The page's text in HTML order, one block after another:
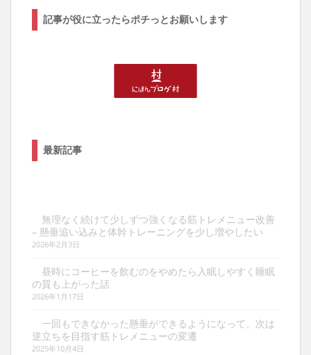
記事が役に立ったらポチっとお願いします
最新記事
無理なく続けて少しずつ強くなる筋トレメニュー改善
– 懸垂追い込みと体幹トレーニングを少し増やしたい
2026年2月3日
昼時にコーヒーを飲むのをやめたら入眠しやすく睡眠
の質も上がった話
2026年1月17日
一回もできなかった懸垂ができるようになって、次は
逆立ちを目指す筋トレメニューの変遷
2025年10月4日